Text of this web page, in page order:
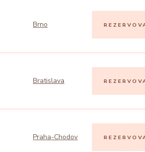
Brno
Bratislava
Praha-Chodov